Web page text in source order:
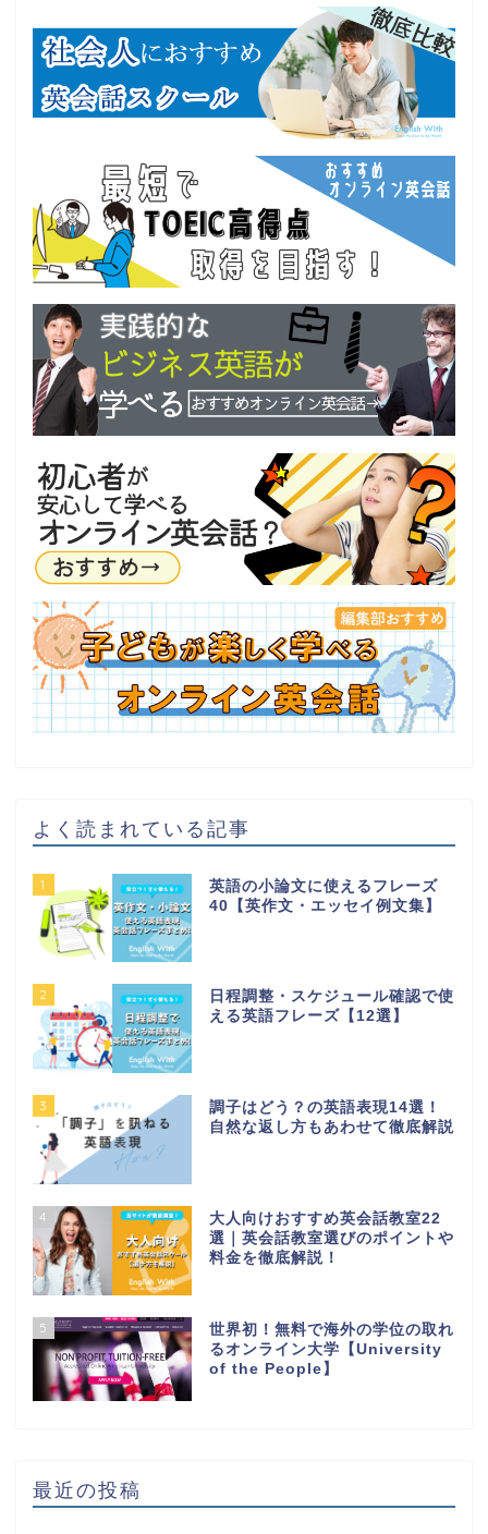
よく読まれている記事
1
英語の小論文に使えるフレーズ
40【英作文・エッセイ例文集】
2
日程調整・スケジュール確認で使
える英語フレーズ【12選】
3
調子はどう？の英語表現14選！
自然な返し方もあわせて徹底解説
4
大人向けおすすめ英会話教室22
選｜英会話教室選びのポイントや
料金を徹底解説！
5
世界初！無料で海外の学位の取れ
るオンライン大学【University
of the People】
最近の投稿